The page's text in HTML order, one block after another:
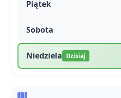
Piątek
Sobota
Niedziela Dzisiaj